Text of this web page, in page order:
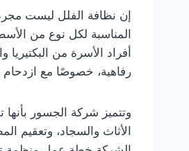
إن نظافة الفلل ليست مجرد
المناسبة لكل نوع من
أفراد الأسرة من البكتيريا
رفاهية، خصوصًا مع ازدحام
وتتميز شركة الجسور
الأثاث والسجاد، وتعقيم